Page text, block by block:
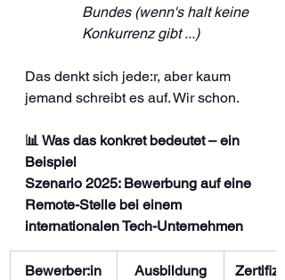
Bundes (wenn's halt keine
Konkurrenz gibt ...)
Das denkt sich jede:r, aber kaum
jemand schreibt es auf. Wir schon.
📊 Was das konkret bedeutet – ein
Beispiel
Szenario 2025: Bewerbung auf eine
Remote-Stelle bei einem
internationalen Tech-Unternehmen
Bewerber:in Ausbildung